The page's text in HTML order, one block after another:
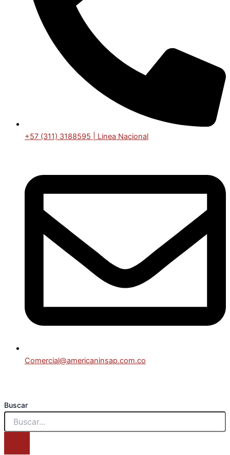
+57 (311) 3188595 | Linea Nacional
Comercial@americaninsap.com.co
Buscar